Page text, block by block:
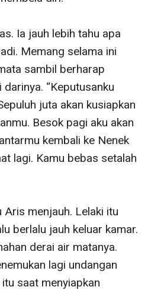
Ia jauh lebih tahu apa
Memang selama ini
sambil berharap
“Keputusanku
juta akan kusiapkan
Besok pagi aku akan
kembali ke Nenek
lagi. Kamu bebas setalah
menjauh. Lelaki itu
berlalu jauh keluar kamar.
derai air matanya.
lagi undangan
saat menyiapkan